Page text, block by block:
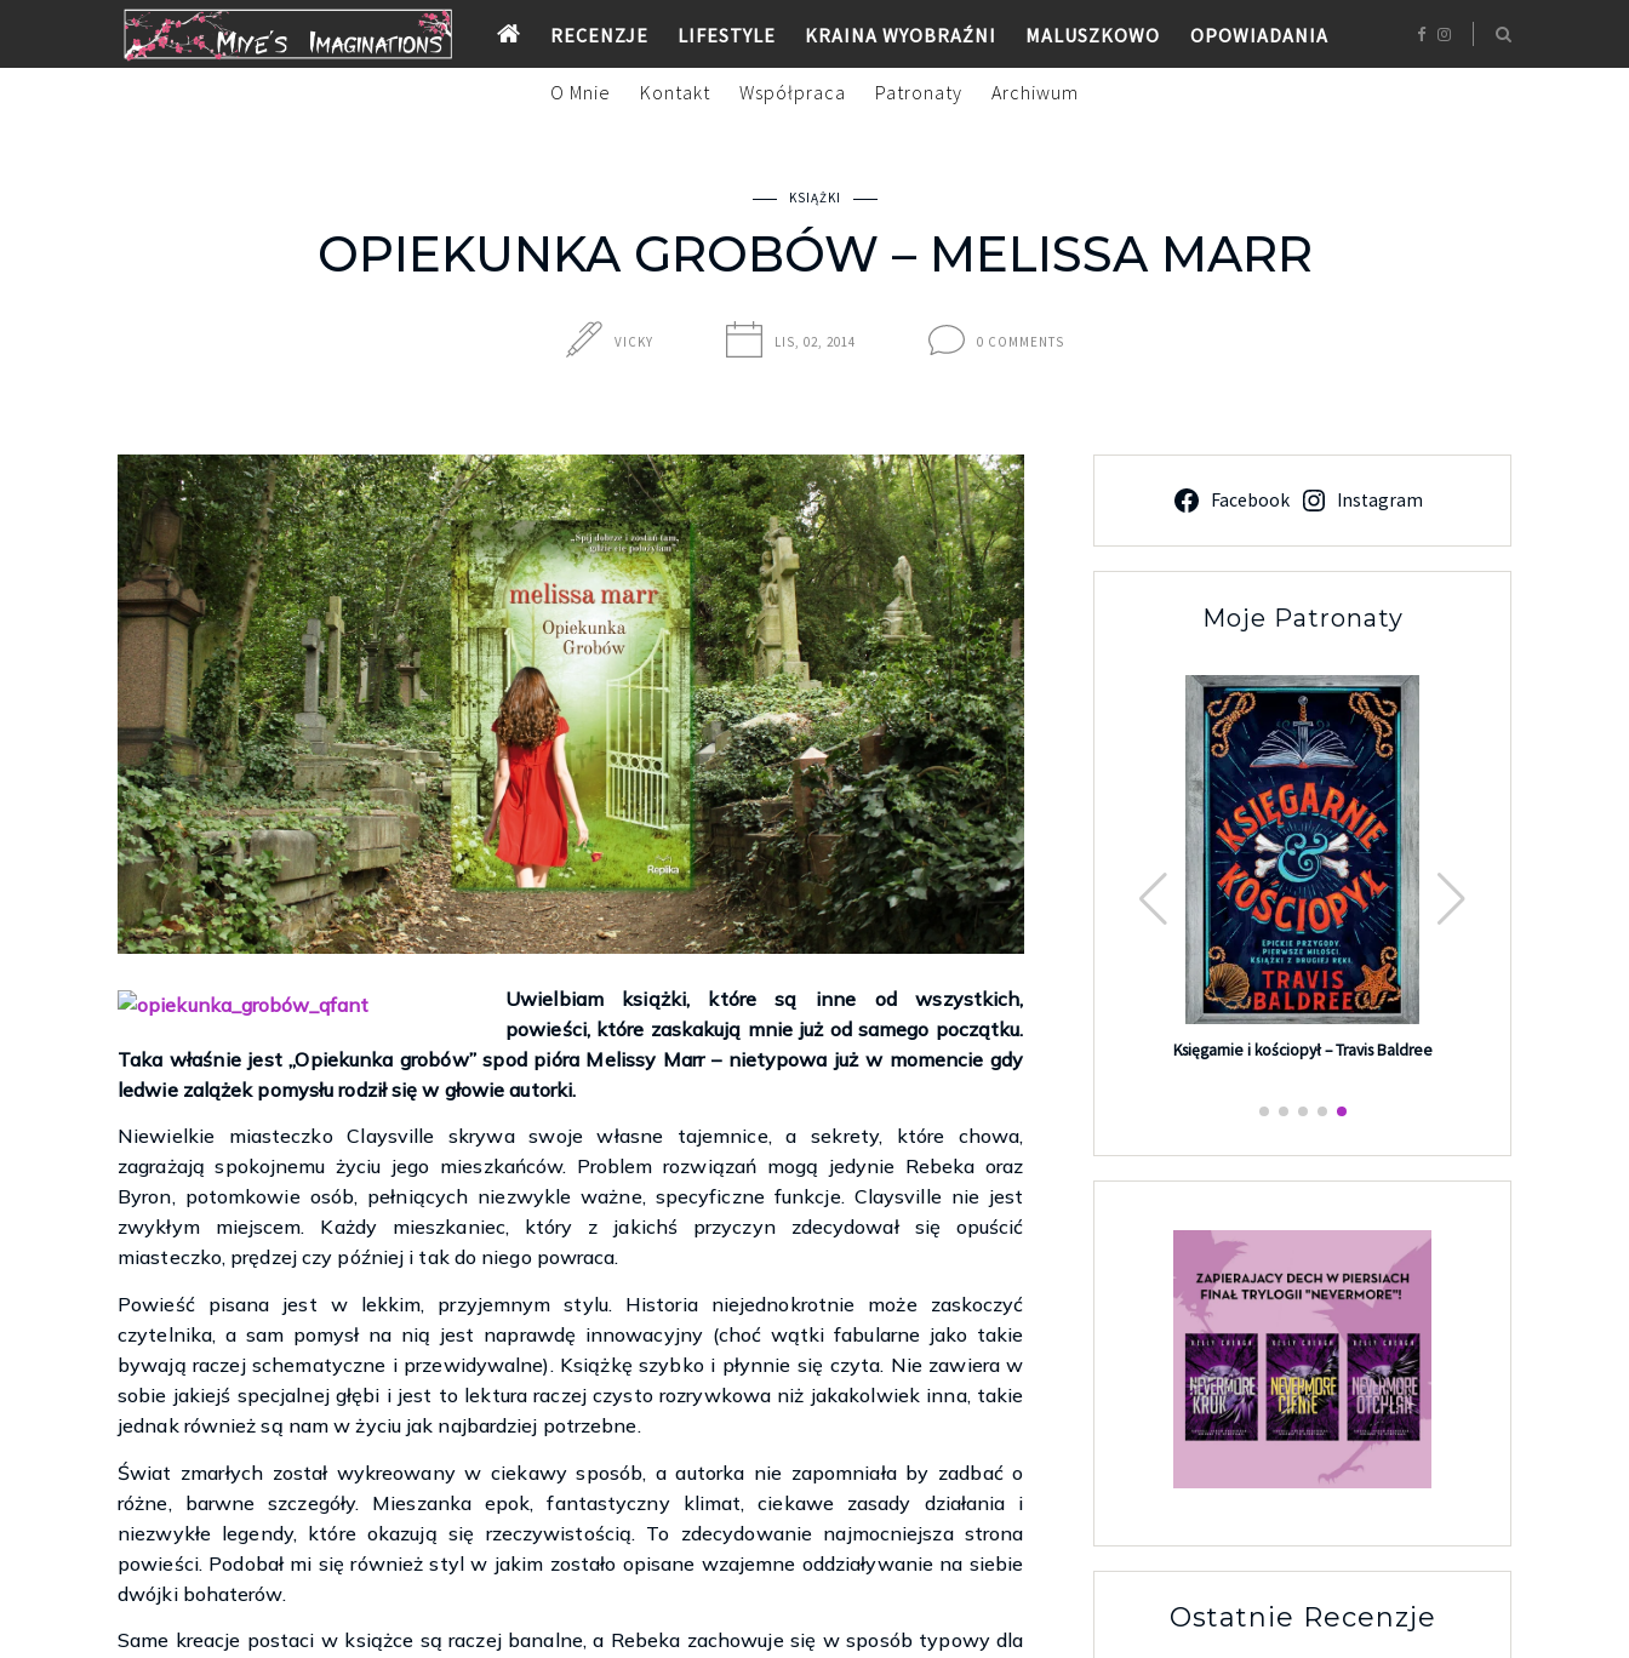
RECENZJE LIFESTYLE KRAINA WYOBRAŹNI MALUSZKOWO OPOWIADANIA
O Mnie Kontakt Współpraca Patronaty Archiwum
KSIĄŻKI
OPIEKUNKA GROBÓW – MELISSA MARR
VICKY LIS, 02, 2014 0 COMMENTS
Uwielbiam książki, które są inne od wszystkich,
powieści, które zaskakują mnie już od samego początku.
Taka właśnie jest „Opiekunka grobów” spod pióra Melissy Marr – nietypowa już w momencie gdy
ledwie zalążek pomysłu rodził się w głowie autorki.
Niewielkie miasteczko Claysville skrywa swoje własne tajemnice, a sekrety, które chowa,
zagrażają spokojnemu życiu jego mieszkańców. Problem rozwiązań mogą jedynie Rebeka oraz
Byron, potomkowie osób, pełniących niezwykle ważne, specyficzne funkcje. Claysville nie jest
zwykłym miejscem. Każdy mieszkaniec, który z jakichś przyczyn zdecydował się opuścić
miasteczko, prędzej czy później i tak do niego powraca.
Powieść pisana jest w lekkim, przyjemnym stylu. Historia niejednokrotnie może zaskoczyć
czytelnika, a sam pomysł na nią jest naprawdę innowacyjny (choć wątki fabularne jako takie
bywają raczej schematyczne i przewidywalne). Książkę szybko i płynnie się czyta. Nie zawiera w
sobie jakiejś specjalnej głębi i jest to lektura raczej czysto rozrywkowa niż jakakolwiek inna, takie
jednak również są nam w życiu jak najbardziej potrzebne.
Świat zmarłych został wykreowany w ciekawy sposób, a autorka nie zapomniała by zadbać o
różne, barwne szczegóły. Mieszanka epok, fantastyczny klimat, ciekawe zasady działania i
niezwykłe legendy, które okazują się rzeczywistością. To zdecydowanie najmocniejsza strona
powieści. Podobał mi się również styl w jakim zostało opisane wzajemne oddziaływanie na siebie
dwójki bohaterów.
Same kreacje postaci w książce są raczej banalne, a Rebeka zachowuje się w sposób typowy dla
Facebook Instagram
Moje Patronaty
Efekt Grahama – Elle Kennedy Ten wieczny mrok – Kate Pentecost
Strażnik Miecza – Cassandra Clare
Księgarnie i kościopył – Travis Baldree
Ostatnie Recenzje